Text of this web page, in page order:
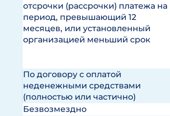
отсрочки (рассрочки) платежа на
период, превышающий 12
месяцев, или установленный
организацией меньший срок
По договору с оплатой
неденежными средствами
(полностью или частично)
Безвозмездно